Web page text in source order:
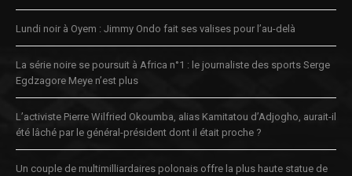
Lundi noir à Oyem : Jimmy Ondo fait ses valises pour l’au-delà
La série noire se poursuit à Africa n°1 : le journaliste des sports Serge
Egdzagore Meye n’est plus
L’activiste Pierre Wilfried Okoumba, alias Kamitatou d’Adjogho, aurait-il
été lâché par le général-président dont il était proche ?
Un couple de multimilliardaires polonais offre la plus haute statue de